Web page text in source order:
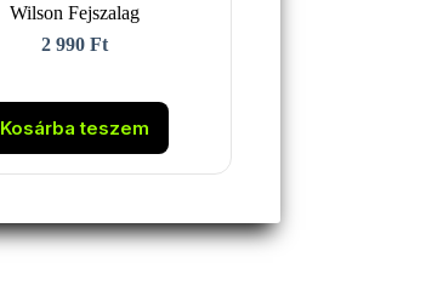
Wilson Fejszalag
2 990Ft
Kosárba teszem